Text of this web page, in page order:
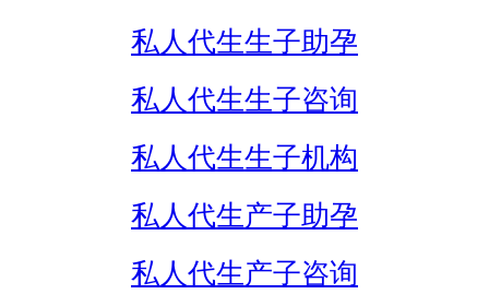
私人代生生子助孕
私人代生生子咨询
私人代生生子机构
私人代生产子助孕
私人代生产子咨询